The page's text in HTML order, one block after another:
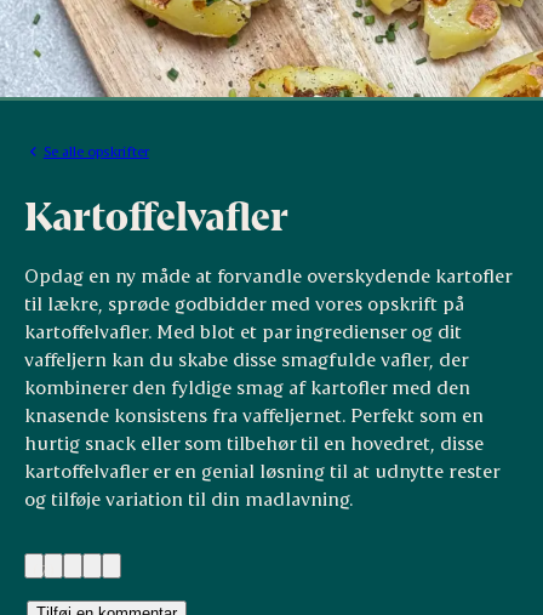
Se alle opskrifter
Kartoffelvafler
Opdag en ny måde at forvandle overskydende kartofler
til lækre, sprøde godbidder med vores opskrift på
kartoffelvafler. Med blot et par ingredienser og dit
vaffeljern kan du skabe disse smagfulde vafler, der
kombinerer den fyldige smag af kartofler med den
knasende konsistens fra vaffeljernet. Perfekt som en
hurtig snack eller som tilbehør til en hovedret, disse
kartoffelvafler er en genial løsning til at udnytte rester
og tilføje variation til din madlavning.
(7)